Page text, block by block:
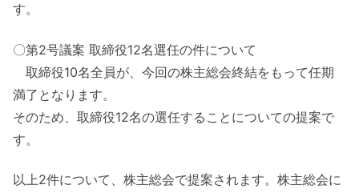
す。
〇第2号議案 取締役12名選任の件について
取締役10名全員が、今回の株主総会終結をもって任期
満了となります。
そのため、取締役12名の選任することについての提案で
す。
以上2件について、株主総会で提案されます。株主総会に